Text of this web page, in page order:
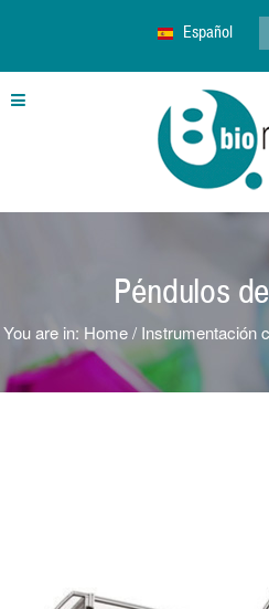
Español
Péndulos
You are in: Home Instrumentación